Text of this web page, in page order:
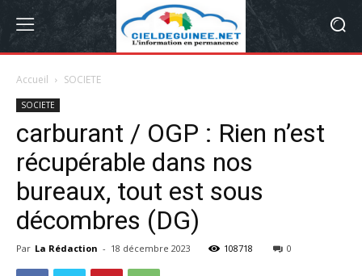
Accueil SOCIETE
SOCIETE
carburant / OGP : Rien n’est
récupérable dans nos
bureaux, tout est sous
décombres (DG)
Par La Rédaction - 18 décembre 2023 108718 0